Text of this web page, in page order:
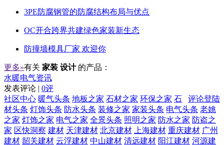
3PE防腐钢管的防腐结构布局与优点
OC开合跨界共建绿色家装新生态
防撞墙模具厂家 欢迎你
更多»有关 家装 设计 的产品：
水暖电气资讯
发表评论 | 0评
评论登陆
社区中心 暖气头条 地板之家 石材之家 环保之家 石
材头条 灯饰头条 防水头条 装修之家 家装头条 电气头条 老姚
之家 灯饰之家 电气之家 全景头条 照明之家 防水之家 防盗之
家 区快洞察 建材 天津建材 北京建材 上海建材 重庆建材 广州
建材 韶关建材 云浮建材 中山建材 清远建材 阳江建材 河源建